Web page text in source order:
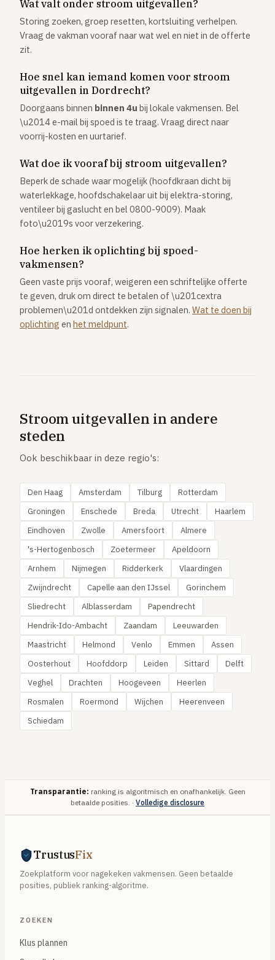
Wat valt onder stroom uitgevallen?
Storing zoeken, groep resetten, kortsluiting verhelpen.
Vraag de vakman vooraf naar wat wel en niet in de offerte
zit.
Hoe snel kan iemand komen voor stroom
uitgevallen in Dordrecht?
Doorgaans binnen binnen 4u bij lokale vakmensen. Bel
\u2014 e-mail bij spoed is te traag. Vraag direct naar
voorrij-kosten en uurtarief.
Wat doe ik vooraf bij stroom uitgevallen?
Beperk de schade waar mogelijk (hoofdkraan dicht bij
waterlekkage, hoofdschakelaar uit bij elektra-storing,
ventileer bij gaslucht en bel 0800-9009). Maak
foto\u2019s voor verzekering.
Hoe herken ik oplichting bij spoed-
vakmensen?
Geen vaste prijs vooraf, weigeren een schriftelijke offerte
te geven, druk om direct te betalen of \u201cextra
problemen\u201d ontdekken zijn signalen. Wat te doen bij
oplichting en het meldpunt.
Stroom uitgevallen in andere
steden
Ook beschikbaar in deze regio's:
Den Haag Amsterdam Tilburg
Rotterdam
Groningen
Enschede Breda Utrecht
Haarlem
Eindhoven
Zwolle Amersfoort
Almere
's-Hertogenbosch
Zoetermeer
Apeldoorn
Arnhem
Nijmegen Ridderkerk
Vlaardingen
Zwijndrecht
Capelle aan den IJssel
Gorinchem
Sliedrecht
Alblasserdam
Papendrecht
Hendrik-Ido-Ambacht
Zaandam
Leeuwarden
Maastricht
Helmond Venlo Emmen
Assen
Oosterhout
Hoofddorp Leiden Sittard
Delft
Veghel
Drachten Hoogeveen
Heerlen
Rosmalen
Roermond Wijchen
Heerenveen
Schiedam
Transparantie: ranking is algoritmisch en onafhankelijk. Geen
betaalde posities. · Volledige disclosure
TrustusFix
Zoekplatform voor nagekeken vakmensen. Geen betaalde
posities, publiek ranking-algoritme.
ZOEKEN
Klus plannen